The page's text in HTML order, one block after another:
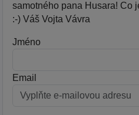
samotného pana Husara! Co
:-) Váš Vojta Vávra
Jméno
Email